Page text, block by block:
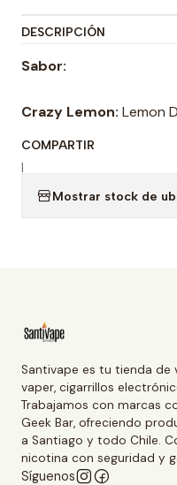
DESCRIPCIÓN
Sabor:
Crazy Lemon: Lemon
COMPARTIR
|
Mostrar stock de
Santivape es tu tienda de
vaper, cigarrillos
Trabajamos con marcas
Geek Bar, ofreciendo
a Santiago y todo Chile.
nicotina con seguridad y
Síguenos